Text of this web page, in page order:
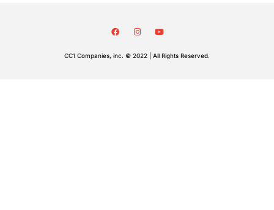
CC1 Companies, inc. © 2022 | All Rights Reserved.